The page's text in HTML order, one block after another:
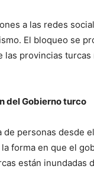
a las redes
El bloqueo se
las provincias
del Gobierno turco
de personas desde
forma en que el
están inundadas